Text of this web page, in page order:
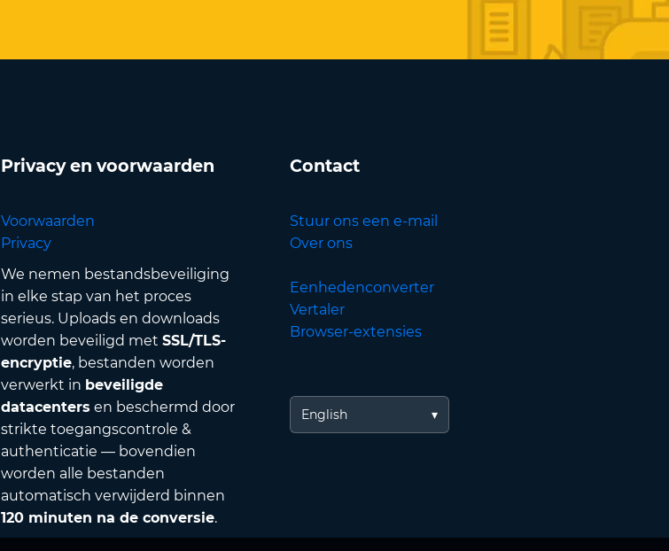
Privacy en voorwaarden
Voorwaarden
Privacy
We nemen bestandsbeveiliging
in elke stap van het proces
serieus. Uploads en downloads
worden beveiligd met SSL/TLS-
encryptie, bestanden worden
verwerkt in beveiligde
datacenters en beschermd door
strikte toegangscontrole &
authenticatie — bovendien
worden alle bestanden
automatisch verwijderd binnen
120 minuten na de conversie.
Contact
Stuur ons een e-mail
Over ons
Eenhedenconverter
Vertaler
Browser-extensies
English